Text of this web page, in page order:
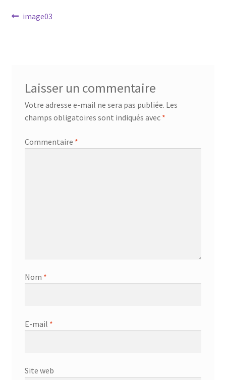
Panier
Vidéos
Navigation
Article
image03
Laisser un commentaire
Votre adresse e-mail ne sera pas publiée. Les
champs obligatoires sont indiqués avec *
Commentaire *
Nom *
E-mail *
Site web